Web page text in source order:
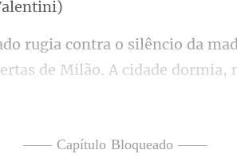
de Milão. A cidade dormia,
—— Capítulo Bloqueado ——